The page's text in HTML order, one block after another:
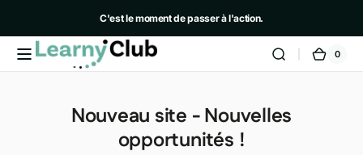
au
contenu
C'est le moment de passer à l'action.
- 20% avec le code LEARNY20
LearnyClub 00
Nouveau site - Nouvelles
opportunités !